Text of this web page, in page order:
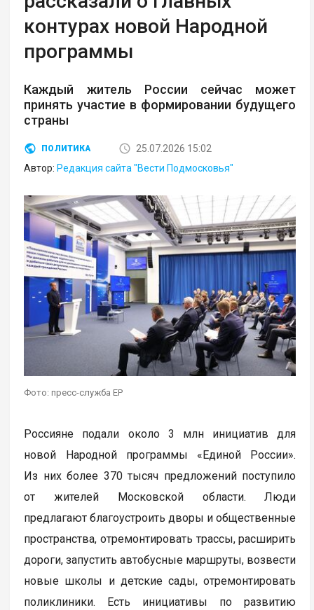
контурах новой Народной
программы
Каждый житель России сейчас может
принять участие в формировании будущего
страны
ПОЛИТИКА
25.07.2026 15:02
Автор: Редакция сайта "Вести Подмосковья"
Фото: пресс-служба ЕР
Россияне подали около 3 млн инициатив для
новой Народной программы «Единой России».
Из них более 370 тысяч предложений поступило
от жителей Московской области. Люди
предлагают благоустроить дворы и общественные
пространства, отремонтировать трассы, расширить
дороги, запустить автобусные маршруты, возвести
новые школы и детские сады, отремонтировать
поликлиники. Есть инициативы по развитию